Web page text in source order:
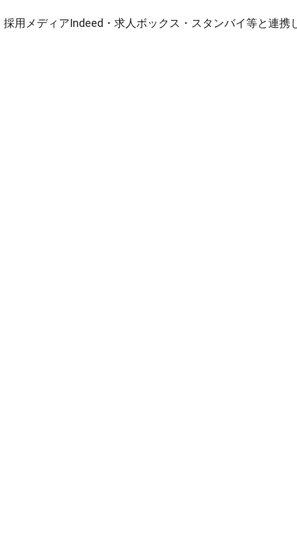
採用メディアIndeed・求人ボックス・スタンバイ等と連